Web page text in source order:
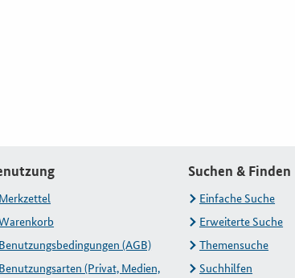
Merkzettel
Benutzungsbedingungen (AGB)
Benutzungsarten (Privat, Medien,
Suchen & Finden
Einfache Suche
Erweiterte Suche
Themensuche
Suchhilfen